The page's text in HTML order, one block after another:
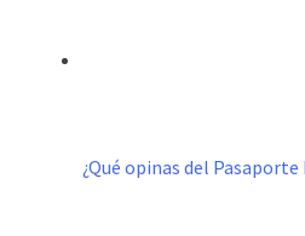
¿Qué opinas del